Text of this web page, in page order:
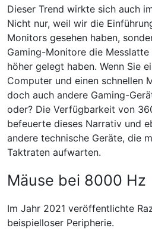
Dieser Trend wirkte sich auch
Nicht nur, weil wir die
Monitors gesehen haben,
Gaming-Monitore die
höher gelegt haben. Wenn Sie
Computer und einen schnellen
doch auch andere Gaming-
oder? Die Verfügbarkeit von
befeuerte dieses Narrativ und
andere technische Geräte, die
Taktraten aufwarten.
Mäuse bei 8000 Hz
Im Jahr 2021 veröffentlichte
beispielloser Peripherie.